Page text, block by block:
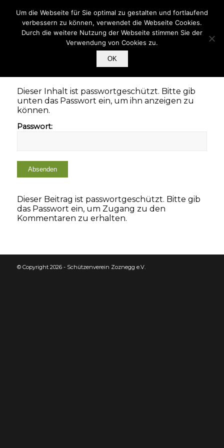
Dieser Inhalt ist passwortgeschützt. Bitte gib
unten das Passwort ein, um ihn anzeigen zu
können.
Passwort:
Dieser Beitrag ist passwortgeschützt. Bitte gib
das Passwort ein, um Zugang zu den
Kommentaren zu erhalten.
© Copyright 2026 - Schützenverein Zoznegg e.V.
Um die Webseite für Sie optimal zu gestalten und fortlaufend
verbessern zu können, verwendet die Webseite Cookies.
Durch die weitere Nutzung der Webseite stimmen Sie der
Verwendung von Cookies zu.
OK